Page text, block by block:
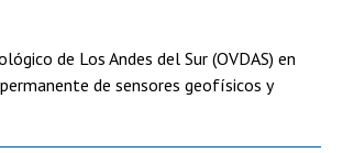
de Los Andes del Sur (OVDAS) en
de sensores geofísicos y